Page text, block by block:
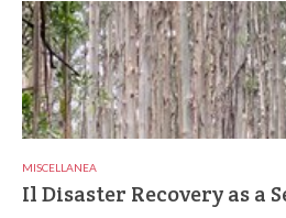
MISCELLANEA
Il Disaster Recovery as a